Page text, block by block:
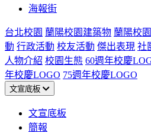
海報街
台北校園 蘭陽校園建築物 蘭陽校
動 行政活動 校友活動 傑出表現 社
人物介紹 校園生態 60週年校慶
年校慶LOGO 75週年校慶LOGO
文宣底板
文宣底板
簡報